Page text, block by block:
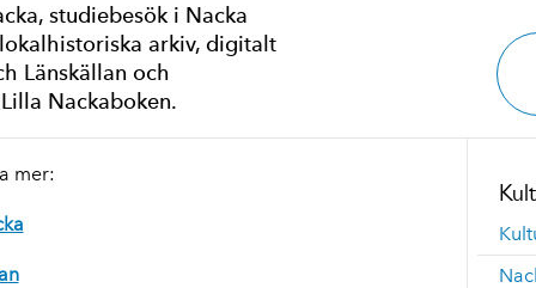
studiebesök i Nacka
arkiv, digitalt
Länskällan och
Nackaboken.
mer: